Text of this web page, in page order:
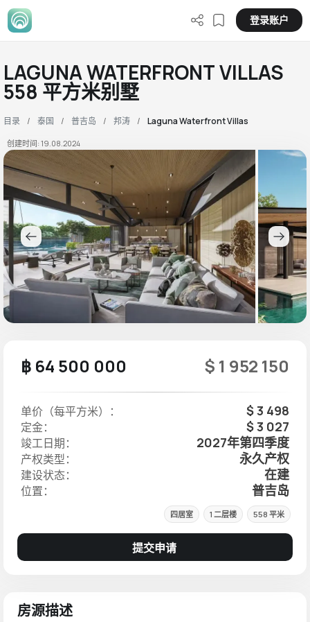
登录账户
LAGUNA WATERFRONT VILLAS
558 平方米别墅
目录 泰国 普吉岛 邦涛 Laguna Waterfront Villas
创建时间: 19.08.2024
฿ 64 500 000 $ 1 952 150
单价（每平方米）： $ 3 498
定金： $ 3 027
竣工日期： 2027年第四季度
产权类型： 永久产权
建设状态： 在建
位置： 普吉岛
四居室 1 二层楼 558 平米
提交申请
房源描述